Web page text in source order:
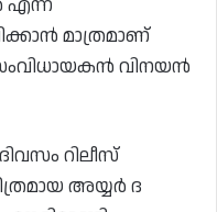
മാത്രമാണ്
വിനയൻ
റിലീസ്
അയ്യർ ദ